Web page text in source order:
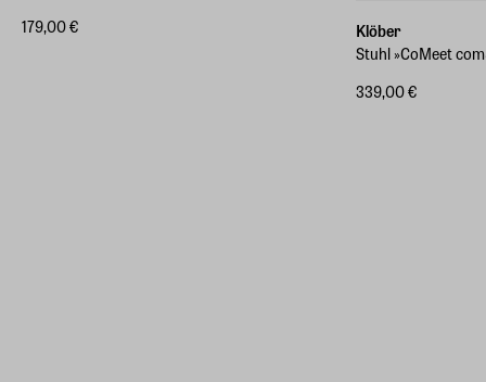
179,00 €
Klöber
Stuhl »CoMeet
339,00 €